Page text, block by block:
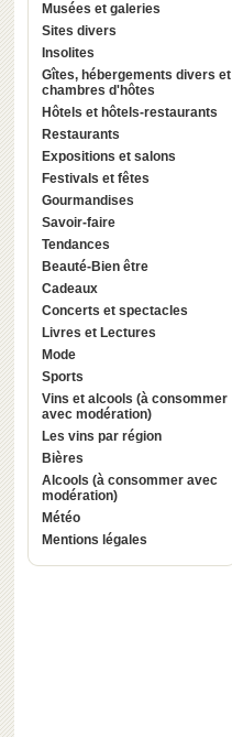
Musées et galeries
Sites divers
Insolites
Gîtes, hébergements divers et
chambres d'hôtes
Hôtels et hôtels-restaurants
Restaurants
Expositions et salons
Festivals et fêtes
Gourmandises
Savoir-faire
Tendances
Beauté-Bien être
Cadeaux
Concerts et spectacles
Livres et Lectures
Mode
Sports
Vins et alcools (à consommer
avec modération)
Les vins par région
Bières
Alcools (à consommer avec
modération)
Météo
Mentions légales